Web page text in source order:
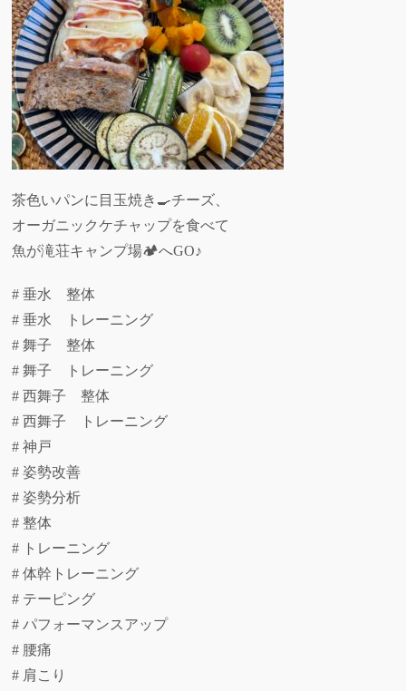
茶色いパンに目玉焼き🍳チーズ、
オーガニックケチャップを食べて
魚が滝荘キャンプ場🏕️へGO♪
# 垂水 整体
# 垂水 トレーニング
# 舞子 整体
# 舞子 トレーニング
# 西舞子 整体
# 西舞子 トレーニング
# 神戸
# 姿勢改善
# 姿勢分析
# 整体
# トレーニング
# 体幹トレーニング
# テーピング
# パフォーマンスアップ
# 腰痛
# 肩こり